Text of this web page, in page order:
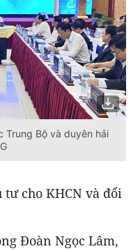
Trung Bộ và duyên hải
cho KHCN và đổi
Đoàn Ngọc Lâm,